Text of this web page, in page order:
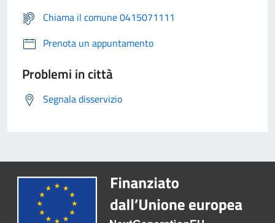
Chiama il comune 0415071111
Prenota un appuntamento
Problemi in città
Segnala disservizio